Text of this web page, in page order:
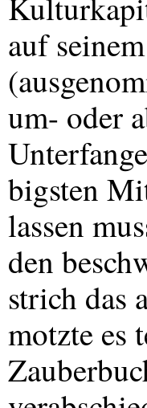
auf
um- oder
bigsten
lassen
den
strich das
motzte es